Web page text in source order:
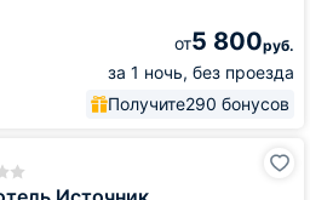
от5 800руб.
за 1 ночь, без проезда
Получите290 бонусов